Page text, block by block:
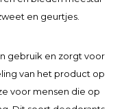
en geurtjes.
gebruik en zorgt voor
van het product op
voor mensen die op